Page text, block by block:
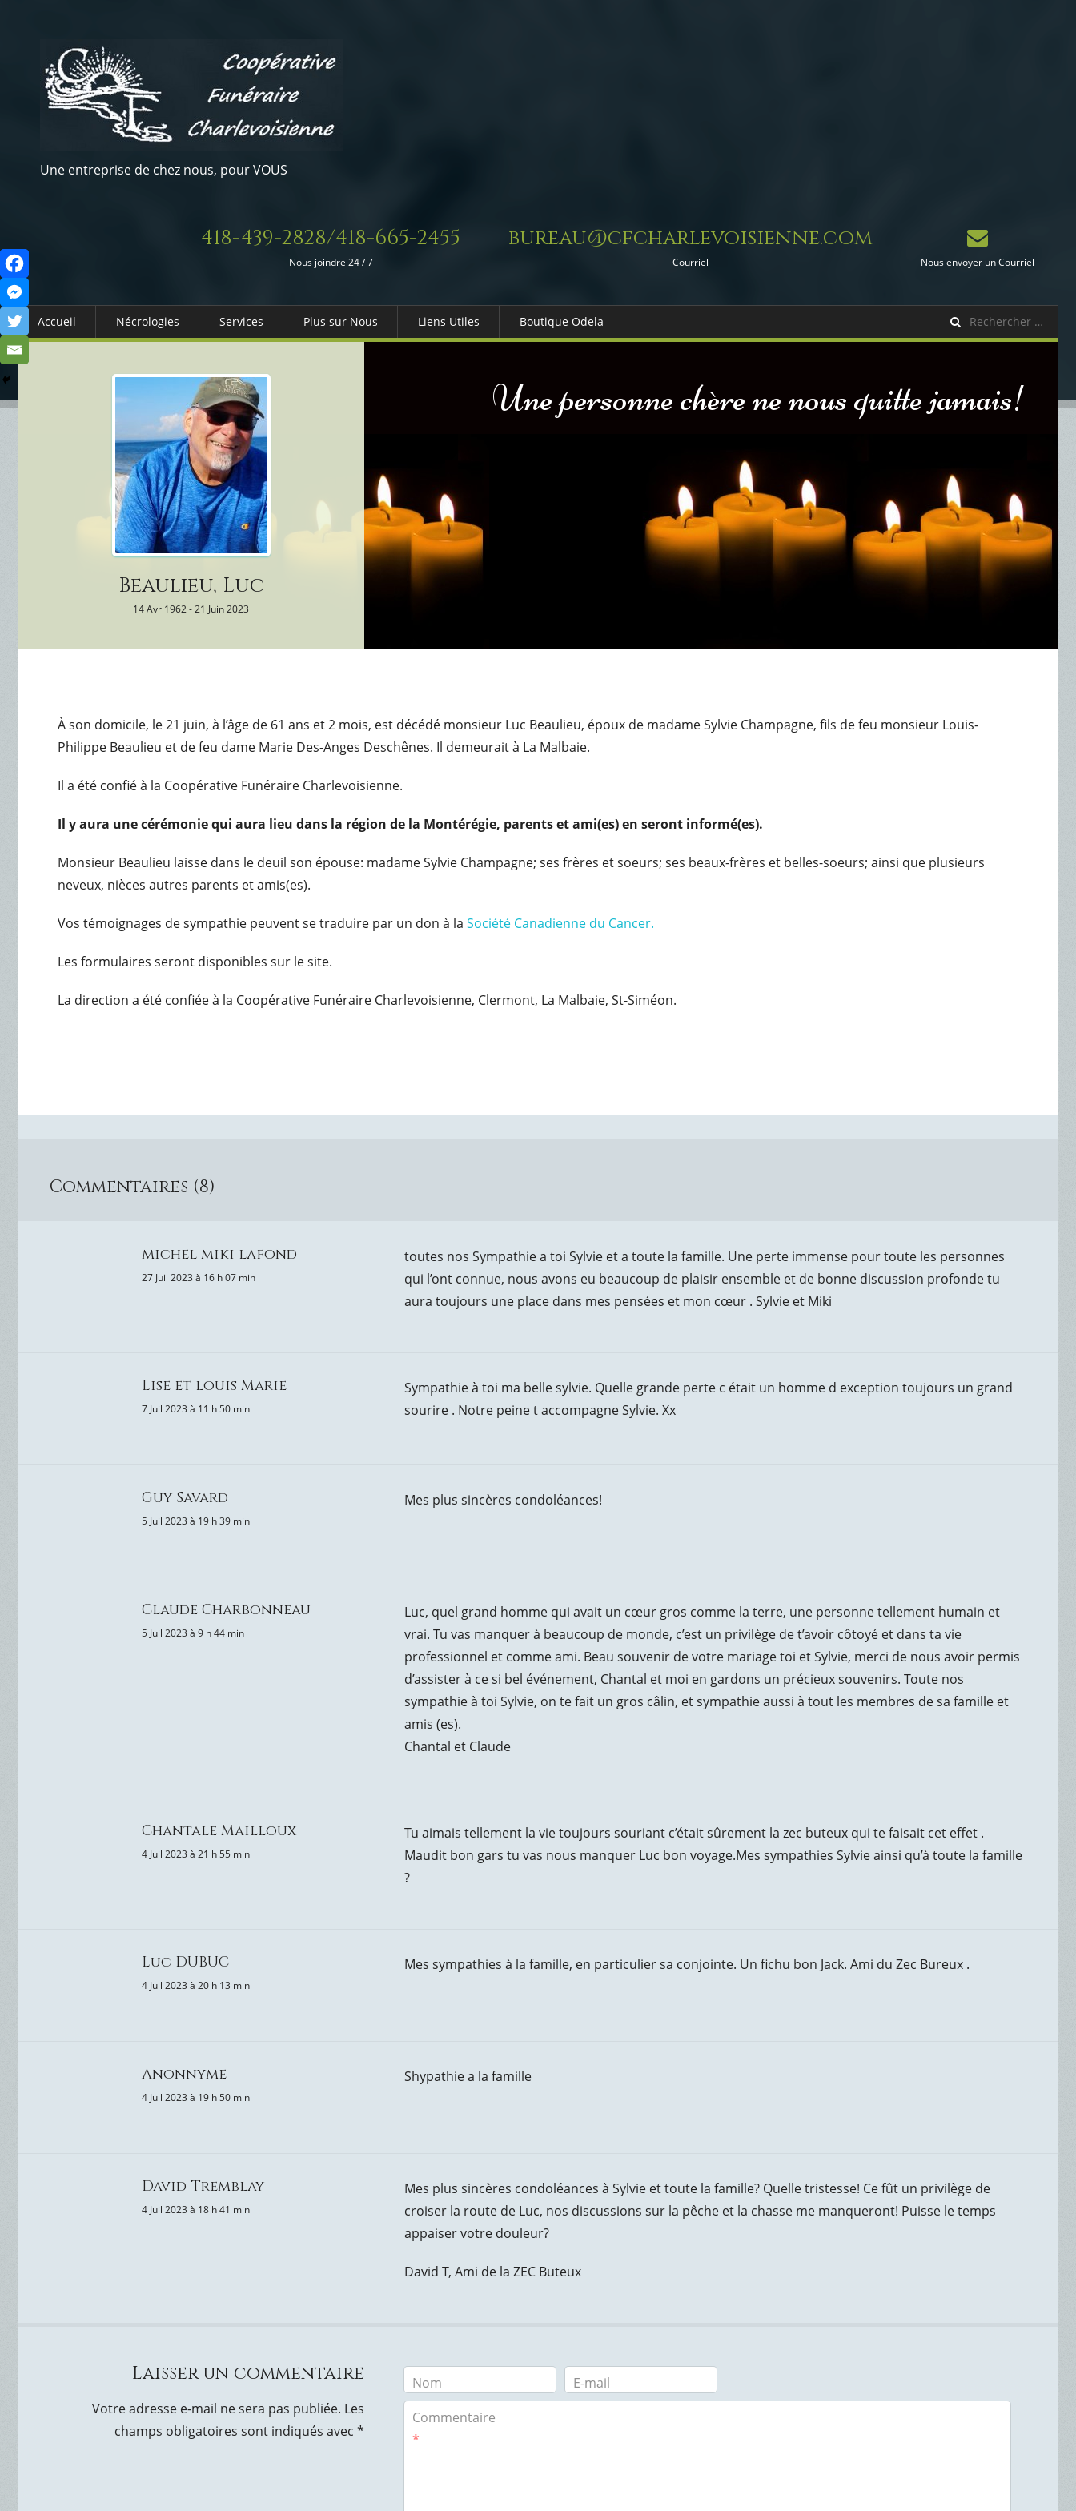
Une entreprise de chez nous, pour VOUS
418-439-2828/418-665-2455
Nous joindre 24 / 7
bureau@cfcharlevoisienne.com
Courriel Nous envoyer un Courriel
Accueil Nécrologies Services
Columbarium
Services Funéraires
Plus sur Nous Liens Utiles
Services Gouv. et Autres
Boutique Odela
Beaulieu, Luc
14 Avr 1962 - 21 Juin 2023
Une personne chère ne nous quitte jamais!
À son domicile, le 21 juin, à l’âge de 61 ans et 2 mois, est décédé monsieur Luc Beaulieu, époux de madame Sylvie Champagne, fils de feu monsieur Louis-
Philippe Beaulieu et de feu dame Marie Des-Anges Deschênes. Il demeurait à La Malbaie.
Il a été confié à la Coopérative Funéraire Charlevoisienne.
Il y aura une cérémonie qui aura lieu dans la région de la Montérégie, parents et ami(es) en seront informé(es).
Monsieur Beaulieu laisse dans le deuil son épouse: madame Sylvie Champagne; ses frères et soeurs; ses beaux-frères et belles-soeurs; ainsi que plusieurs
neveux, nièces autres parents et amis(es).
Vos témoignages de sympathie peuvent se traduire par un don à la Société Canadienne du Cancer.
Les formulaires seront disponibles sur le site.
La direction a été confiée à la Coopérative Funéraire Charlevoisienne, Clermont, La Malbaie, St-Siméon.
Commentaires (8)
michel miki lafond
27 Juil 2023 à 16 h 07 min
toutes nos Sympathie a toi Sylvie et a toute la famille. Une perte immense pour toute les personnes
qui l’ont connue, nous avons eu beaucoup de plaisir ensemble et de bonne discussion profonde tu
aura toujours une place dans mes pensées et mon cœur . Sylvie et Miki
Lise et louis Marie
7 Juil 2023 à 11 h 50 min
Sympathie à toi ma belle sylvie. Quelle grande perte c était un homme d exception toujours un grand
sourire . Notre peine t accompagne Sylvie. Xx
Guy Savard
5 Juil 2023 à 19 h 39 min
Mes plus sincères condoléances!
Claude Charbonneau
5 Juil 2023 à 9 h 44 min
Luc, quel grand homme qui avait un cœur gros comme la terre, une personne tellement humain et
vrai. Tu vas manquer à beaucoup de monde, c’est un privilège de t’avoir côtoyé et dans ta vie
professionnel et comme ami. Beau souvenir de votre mariage toi et Sylvie, merci de nous avoir permis
d’assister à ce si bel événement, Chantal et moi en gardons un précieux souvenirs. Toute nos
sympathie à toi Sylvie, on te fait un gros câlin, et sympathie aussi à tout les membres de sa famille et
amis (es).
Chantal et Claude
Chantale Mailloux
4 Juil 2023 à 21 h 55 min
Tu aimais tellement la vie toujours souriant c’était sûrement la zec buteux qui te faisait cet effet .
Maudit bon gars tu vas nous manquer Luc bon voyage.Mes sympathies Sylvie ainsi qu’à toute la famille
?
Luc DUBUC
4 Juil 2023 à 20 h 13 min
Mes sympathies à la famille, en particulier sa conjointe. Un fichu bon Jack. Ami du Zec Bureux .
Anonnyme
4 Juil 2023 à 19 h 50 min
Shypathie a la famille
David Tremblay
4 Juil 2023 à 18 h 41 min
Mes plus sincères condoléances à Sylvie et toute la famille?️ Quelle tristesse! Ce fût un privilège de
croiser la route de Luc, nos discussions sur la pêche et la chasse me manqueront! Puisse le temps
appaiser votre douleur?
David T, Ami de la ZEC Buteux
Laisser un commentaire
Votre adresse e-mail ne sera pas publiée. Les
champs obligatoires sont indiqués avec *
Nom
E-mail
Commentaire
*